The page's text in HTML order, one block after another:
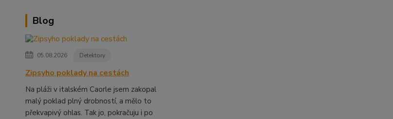
Blog
05.08.2026 Detektory
Zipsyho poklady na cestách
Na pláži v italském Caorle jsem zakopal
malý poklad plný drobností, a mělo to
překvapivý ohlas. Tak jo, pokračuju i po